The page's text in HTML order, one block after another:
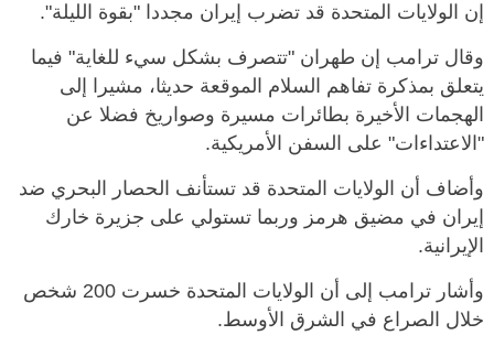
إن الولايات المتحدة قد تضرب إيران مجددا "بقوة الليلة".
وقال ترامب إن طهران "تتصرف بشكل سيء للغاية" فيما
يتعلق بمذكرة تفاهم السلام الموقعة حديثا، مشيرا إلى
الهجمات الأخيرة بطائرات مسيرة وصواريخ فضلا عن
"الاعتداءات" على السفن الأمريكية.
وأضاف أن الولايات المتحدة قد تستأنف الحصار البحري ضد
إيران في مضيق هرمز وربما تستولي على جزيرة خارك
الإيرانية.
وأشار ترامب إلى أن الولايات المتحدة خسرت 200 شخص
خلال الصراع في الشرق الأوسط.